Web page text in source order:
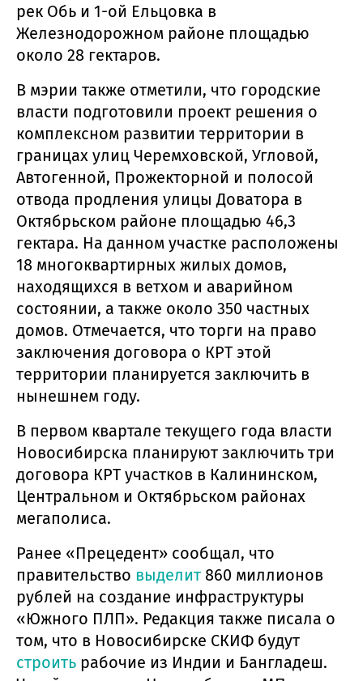
рек Обь и 1-ой Ельцовка в
Железнодорожном районе площадью
около 28 гектаров.
В мэрии также отметили, что городские
власти подготовили проект решения о
комплексном развитии территории в
границах улиц Черемховской, Угловой,
Автогенной, Прожекторной и полосой
отвода продления улицы Доватора в
Октябрьском районе площадью 46,3
гектара. На данном участке расположены
18 многоквартирных жилых домов,
находящихся в ветхом и аварийном
состоянии, а также около 350 частных
домов. Отмечается, что торги на право
заключения договора о КРТ этой
территории планируется заключить в
нынешнем году.
В первом квартале текущего года власти
Новосибирска планируют заключить три
договора КРТ участков в Калининском,
Центральном и Октябрьском районах
мегаполиса.
Ранее «Прецедент» сообщал, что
правительство выделит 860 миллионов
рублей на создание инфраструктуры
«Южного ПЛП». Редакция также писала о
том, что в Новосибирске СКИФ будут
строить рабочие из Индии и Бангладеш.